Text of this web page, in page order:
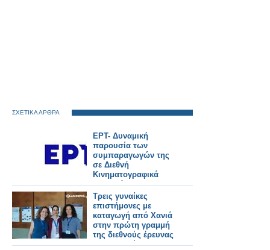
ΣΧΕΤΙΚΑ ΑΡΘΡΑ
ΕΡΤ- Δυναμική
παρουσία των
συμπαραγωγών της
σε Διεθνή
Κινηματογραφικά
Φεστιβάλ
Τρεις γυναίκες
επιστήμονες με
καταγωγή από Χανιά
στην πρώτη γραμμή
της διεθνούς έρευνας
στη φυσική